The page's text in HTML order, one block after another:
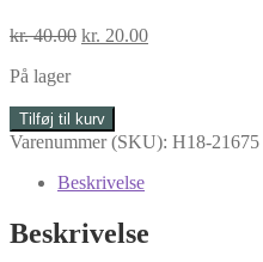
kr.40.00 Den
kr. 40.00.
kr. 20.00Den
På lager
Dracula
1+2
Bram
antal
Tilføj til kurv
Varenummer (SKU): H18-21675
Beskrivelse
Beskrivelse